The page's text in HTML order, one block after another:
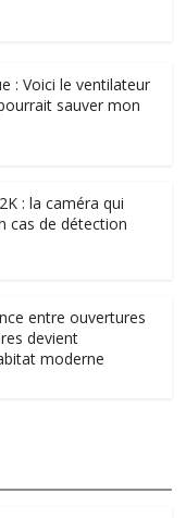
: Voici le ventilateur
sauver mon
: la caméra qui
cas de détection
entre ouvertures
devient
moderne